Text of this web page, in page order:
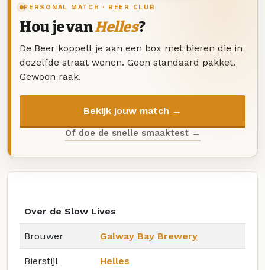
PERSONAL MATCH · BEER CLUB
Hou je vanHelles?
De Beer koppelt je aan een box met bieren die in
dezelfde straat wonen. Geen standaard pakket.
Gewoon raak.
Bekijk jouw match →
Of doe de snelle smaaktest →
Over de Slow Lives
Brouwer Galway Bay Brewery
Bierstijl Helles